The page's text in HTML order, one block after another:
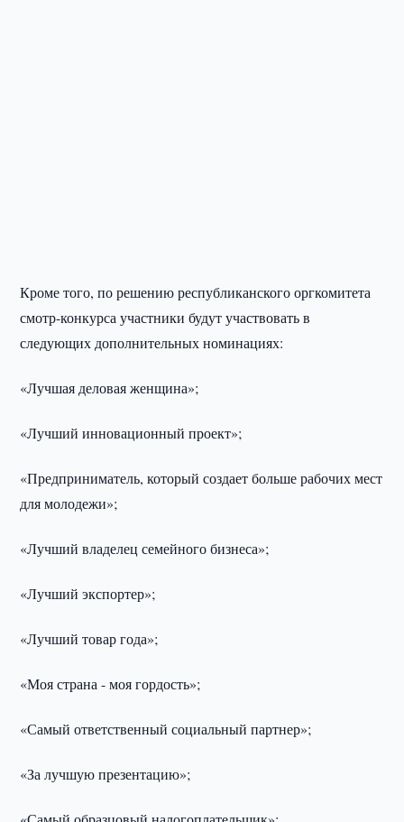
Кроме того, по решению республиканского оргкомитета
смотр-конкурса участники будут участвовать в
следующих дополнительных номинациях:
«Лучшая деловая женщина»;
«Лучший инновационный проект»;
«Предприниматель, который создает больше рабочих мест
для молодежи»;
«Лучший владелец семейного бизнеса»;
«Лучший экспортер»;
«Лучший товар года»;
«Моя страна - моя гордость»;
«Самый ответственный социальный партнер»;
«За лучшую презентацию»;